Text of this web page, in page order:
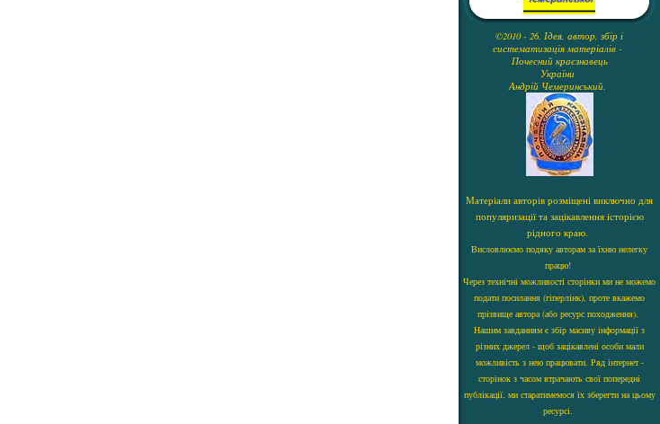
©2010 - 26. Ідея, автор, збір і
систематизація матеріалів -
Почесний краєзнавець
України
Андрій Чемеринський.
Матеріали авторів розміщені виключно для
популяризації та зацікавлення історією
рідного краю.
Висловлюємо подяку авторам за їхню нелегку
працю!
Через технічні можливості сторінки ми не можемо
подати посилання (гіперлінк), проте вкажемо
прізвище автора (або ресурс походження).
Нашим завданням є збір масиву інформації з
різних джерел - щоб зацікавлені особи мали
можливість з нею працювати. Ряд інтернет -
сторінок з часом втрачають свої попередні
публікації, ми старатимемося їх зберегти на цьому
ресурсі.